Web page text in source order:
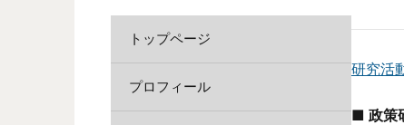
研究活
■ 政策
トップページ
プロフィール